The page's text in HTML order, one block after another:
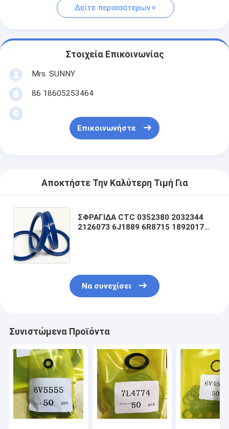
Δείτε περισσότερων
Στοιχεία Επικοινωνίας
Mrs. SUNNY
86 18605253464
Επικοινωνήστε
Αποκτήστε Την Καλύτερη Τιμή Για
ΣΦΡΑΓΙΔΑ CTC 0352380 2032344
2126073 6J1889 6R8715 1892017
Να συνεχίσει
Συνιστώμενα Προϊόντα